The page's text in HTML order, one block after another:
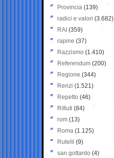
Provincia (139)
radici e valori (3.682)
RAI (359)
rapine (37)
Razzismo (1.410)
Referendum (200)
Regione (344)
Renzi (1.521)
Repetto (46)
Rifiuti (84)
rom (13)
Roma (1.125)
Rutelli (9)
san gottardo (4)